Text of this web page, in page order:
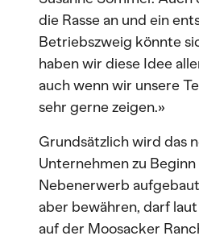
die Rasse an und ein
Betriebszweig könnte
haben wir diese Idee
auch wenn wir unsere
sehr gerne zeigen.»
Grundsätzlich wird das
Unternehmen zu Beginn
Nebenerwerb
aber bewähren, darf
auf der Moosacker